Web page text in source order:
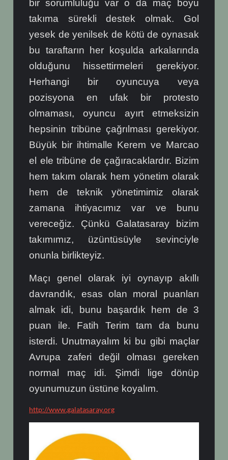
bir sorumluluğu var o da maç boyu
takıma sürekli destek olmak. Gol
yesek de yenilsek de kötü de oynasak
bu taraftarın her koşulda arkalarında
olduğunu hissettirmeleri gerekiyor.
Herhangi bir oyuncuya veya
pozisyona en ufak bir protesto
olmaması, oyuncu ayırt etmeksizin
hepsinin tribüne çağrılması gerekiyor.
Büyük bir ihtimalle Kerem ve Marcao
el ele tribüne de çağıracaklardır. Bizim
hem takım olarak hem yönetim olarak
hem de teknik yönetimimiz olarak
zamana ihtiyacımız var ve bunu
vereceğiz. Çünkü Galatasaray bizim
takımımız, üzüntüsüyle sevinciyle
onunla birlikteyiz.
Maçı genel olarak iyi oynayıp akıllı
davrandık, esas olan moral puanları
almak idi, bunu başardık hem de 3
puan ile. Fatih Terim tam da bunu
isterdi. Unutmayalım ki bu gibi maçlar
Avrupa zaferi değil olması gereken
normal maç idi. Şimdi lige dönüp
oyunumuzun üstüne koyalım.
http://www.galatasaray.org